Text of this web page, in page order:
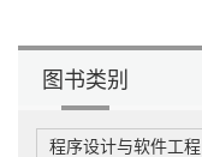
图书类别
程序设计与软件工程